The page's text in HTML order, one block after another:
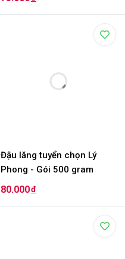
Đậu lăng tuyển chọn Lý
Phong - Gói 500 gram
80.000đ